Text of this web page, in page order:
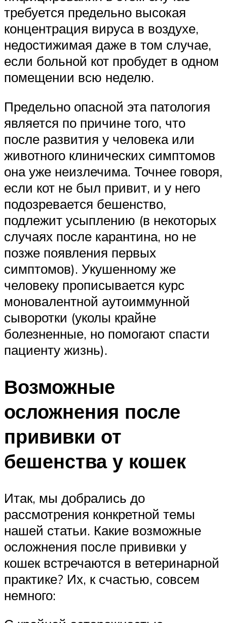
требуется предельно высокая
концентрация вируса в воздухе,
недостижимая даже в том случае,
если больной кот пробудет в одном
помещении всю неделю.
Предельно опасной эта патология
является по причине того, что
после развития у человека или
животного клинических симптомов
она уже неизлечима. Точнее говоря,
если кот не был привит, и у него
подозревается бешенство,
подлежит усыплению (в некоторых
случаях после карантина, но не
позже появления первых
симптомов). Укушенному же
человеку прописывается курс
моновалентной аутоиммунной
сыворотки (уколы крайне
болезненные, но помогают спасти
пациенту жизнь).
Возможные
осложнения после
прививки от
бешенства у кошек
Итак, мы добрались до
рассмотрения конкретной темы
нашей статьи. Какие возможные
осложнения после прививки у
кошек встречаются в ветеринарной
практике? Их, к счастью, совсем
немного: